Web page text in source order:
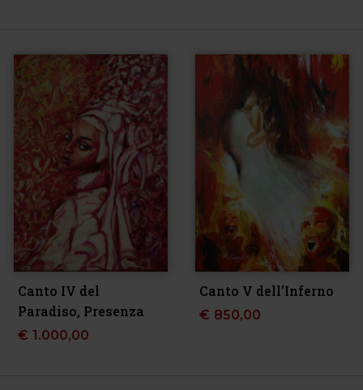
Canto IV del
Paradiso, Presenza
€ 1.000,00
Canto V dell’Inferno
€ 850,00